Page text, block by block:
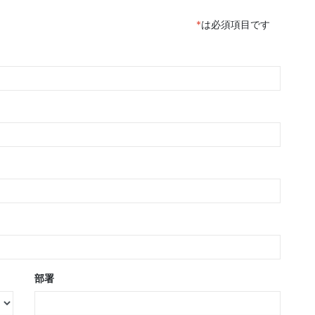
*は必須項目です
部署